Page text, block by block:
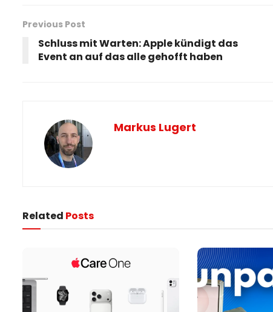
Previous Post
Schluss mit Warten: Apple kündigt das
Event an auf das alle gehofft haben
Markus Lugert
Related Posts